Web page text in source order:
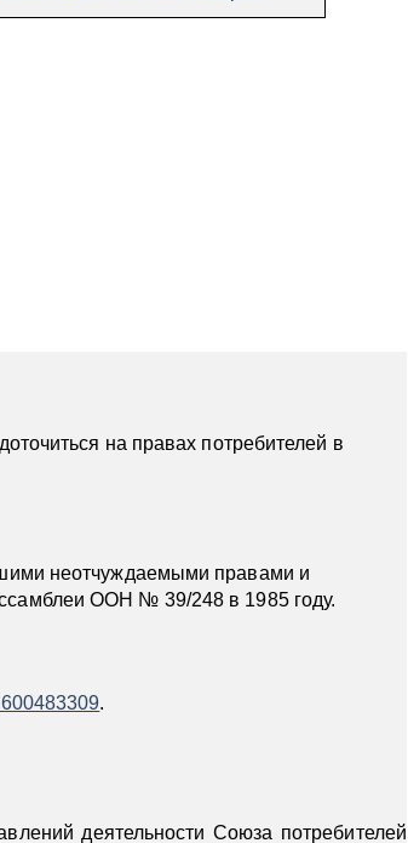
на правах потребителей в
неотчуждаемыми правами и
ООН № 39/248 в 1985 году.
.
деятельности Союза потребителей